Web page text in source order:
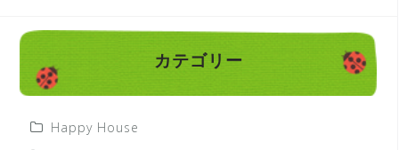
カテゴリー
Happy House